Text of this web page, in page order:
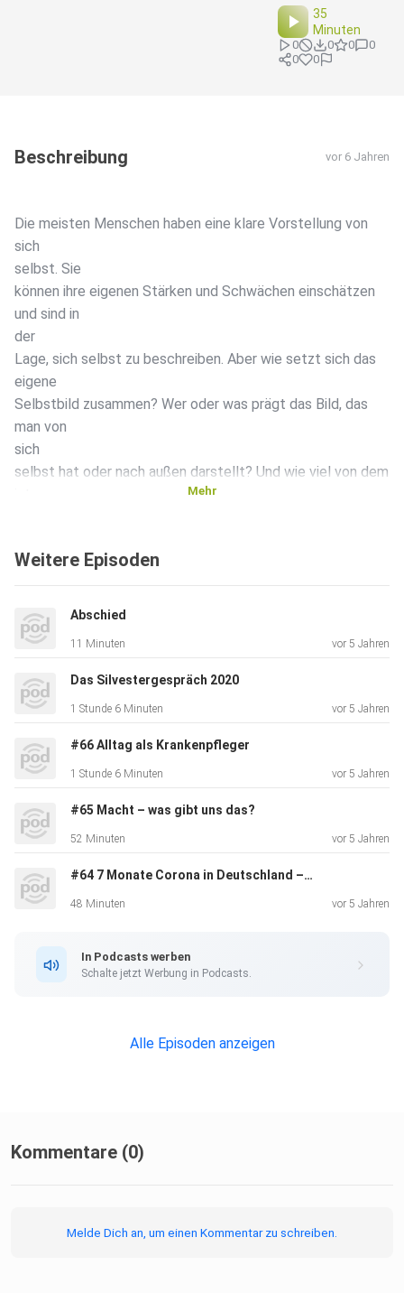
35
Minuten
0 0 0
0
0
0
Beschreibung vor 6 Jahren
Die meisten Menschen haben eine klare Vorstellung von
sich
selbst. Sie
können ihre eigenen Stärken und Schwächen einschätzen
und sind in
der
Lage, sich selbst zu beschreiben. Aber wie setzt sich das
eigene
Selbstbild zusammen? Wer oder was prägt das Bild, das
man von
sich
selbst hat oder nach außen darstellt? Und wie viel von dem
spricht
seiner neuen festen Gesprächspartnerin Katharina
Haselhorst zudem
die Fragen, warum wir uns von anderen beeinflussen lassen,
wie
Verantwortung
Ärzte haben, die Schönheits-OPs durchführen
00:00: Selbstwahrnehmung früher und
heute
lassen
32:04: Die Tafel Dortmund
Mehr
Weitere Episoden
Abschied
11 Minuten vor 5 Jahren
Das Silvestergespräch 2020
1 Stunde 6 Minuten vor 5 Jahren
#66 Alltag als Krankenpfleger
1 Stunde 6 Minuten vor 5 Jahren
#65 Macht – was gibt uns das?
52 Minuten vor 5 Jahren
#64 7 Monate Corona in Deutschland – Ein Fazit
48 Minuten vor 5 Jahren
In Podcasts werben
Schalte jetzt Werbung in Podcasts.
Alle Episoden anzeigen
Kommentare (0)
Melde Dich an, um einen Kommentar zu schreiben.